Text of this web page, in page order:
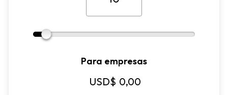
Para empresas
USD$ 0,00